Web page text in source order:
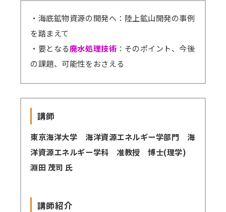
講師派遣
(社内研修)
コラム・取材
お申し込み・振込要領
商品企画リクエスト
メルマガ登録
セミナー会場アクセス
・海底鉱物資源の開発へ：陸上鉱山開発の事例
を踏まえて
・要となる廃水処理技術 ：そのポイント、今後
の課題、可能性をおさえる
講師
東京海洋大学 海洋資源エネルギー学部門 海
洋資源エネルギー学科 准教授 博士(理学)
淵田 茂司 氏
講師紹介